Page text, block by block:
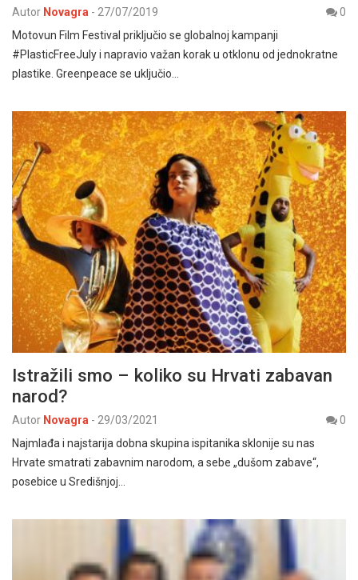
Autor Novagra - 27/07/2019
0
Motovun Film Festival priključio se globalnoj kampanji
#PlasticFreeJuly i napravio važan korak u otklonu od jednokratne
plastike. Greenpeace se uključio…
Istražili smo – koliko su Hrvati zabavan
narod?
Autor Novagra - 29/03/2021
0
Najmlađa i najstarija dobna skupina ispitanika sklonije su nas
Hrvate smatrati zabavnim narodom, a sebe „dušom zabave“,
posebice u Središnjoj…